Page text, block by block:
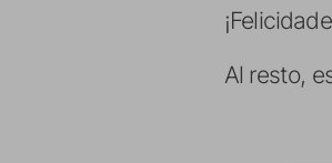
Al resto,